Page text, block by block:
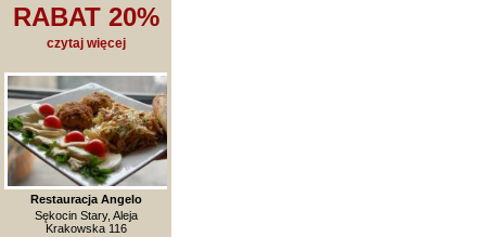
RABAT 20%
czytaj więcej
Restauracja Angelo
Sękocin Stary, Aleja
Krakowska 116